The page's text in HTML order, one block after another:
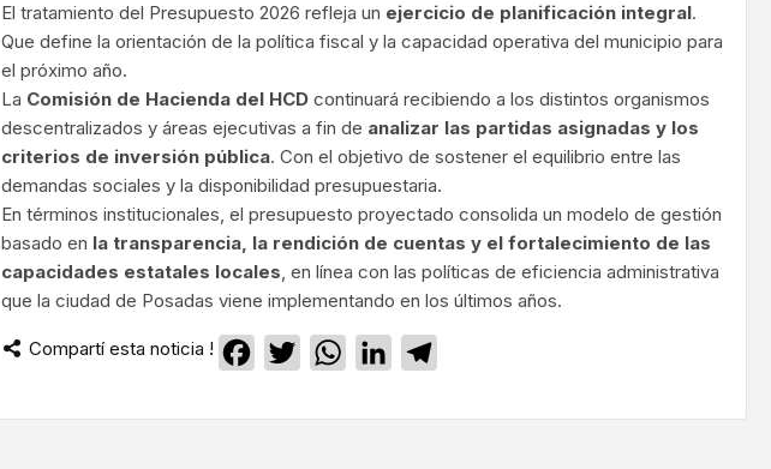
El tratamiento del Presupuesto 2026 refleja un ejercicio de planificación integral.
Que define la orientación de la política fiscal y la capacidad operativa del municipio para
el próximo año.
La Comisión de Hacienda del HCD continuará recibiendo a los distintos organismos
descentralizados y áreas ejecutivas a fin de analizar las partidas asignadas y los
criterios de inversión pública. Con el objetivo de sostener el equilibrio entre las
demandas sociales y la disponibilidad presupuestaria.
En términos institucionales, el presupuesto proyectado consolida un modelo de gestión
basado en la transparencia, la rendición de cuentas y el fortalecimiento de las
capacidades estatales locales, en línea con las políticas de eficiencia administrativa
que la ciudad de Posadas viene implementando en los últimos años.
Compartí esta noticia ! Facebook
TwitterWhatsApp
LinkedIn